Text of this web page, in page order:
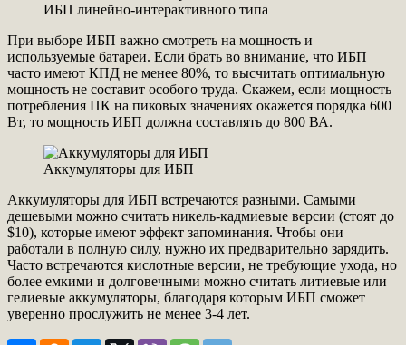
ИБП линейно-интерактивного типа
При выборе ИБП важно смотреть на мощность и
используемые батареи. Если брать во внимание, что ИБП
часто имеют КПД не менее 80%, то высчитать оптимальную
мощность не составит особого труда. Скажем, если мощность
потребления ПК на пиковых значениях окажется порядка 600
Вт, то мощность ИБП должна составлять до 800 ВА.
Аккумуляторы для ИБП
Аккумуляторы для ИБП встречаются разными. Самыми
дешевыми можно считать никель-кадмиевые версии (стоят до
$10), которые имеют эффект запоминания. Чтобы они
работали в полную силу, нужно их предварительно зарядить.
Часто встречаются кислотные версии, не требующие ухода, но
более емкими и долговечными можно считать литиевые или
гелиевые аккумуляторы, благодаря которым ИБП сможет
уверенно прослужить не менее 3-4 лет.